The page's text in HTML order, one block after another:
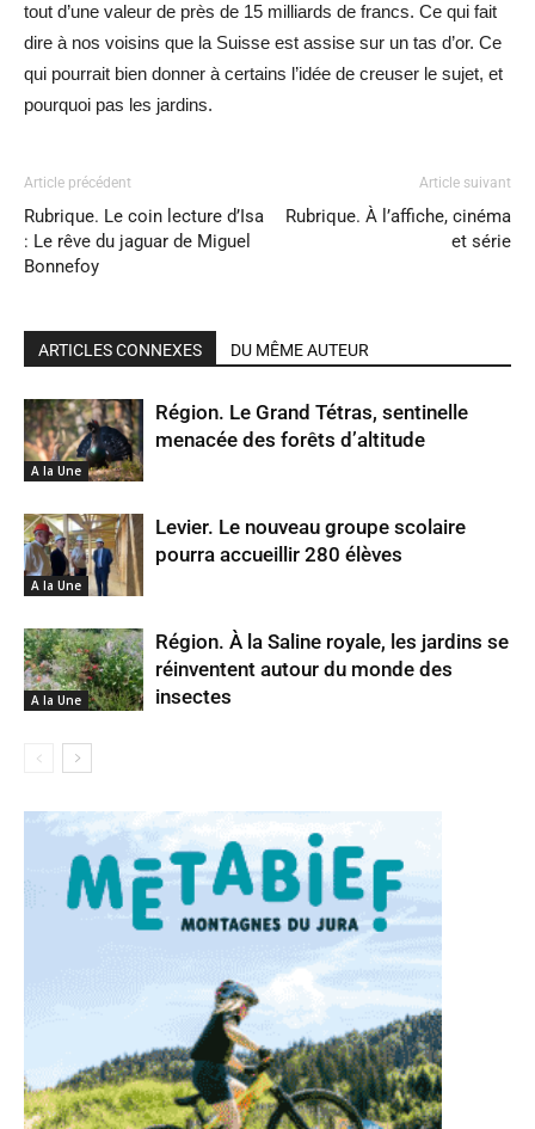
tout d’une valeur de près de 15 milliards de francs. Ce qui fait
dire à nos voisins que la Suisse est assise sur un tas d’or. Ce
qui pourrait bien donner à certains l’idée de creuser le sujet, et
pourquoi pas les jardins.
Article précédent
Rubrique. Le coin lecture d’Isa
: Le rêve du jaguar de Miguel
Bonnefoy
Article suivant
Rubrique. À l’affiche, cinéma
et série
ARTICLES CONNEXES DU MÊME AUTEUR
A la Une
Région. Le Grand Tétras, sentinelle
menacée des forêts d’altitude
A la Une
Levier. Le nouveau groupe scolaire
pourra accueillir 280 élèves
A la Une
Région. À la Saline royale, les jardins se
réinventent autour du monde des
insectes